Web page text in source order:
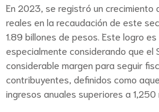
En 2023, se registró un crecimiento
reales en la recaudación de este
1.89 billones de pesos. Este logro es
especialmente considerando que el
considerable margen para seguir
contribuyentes, definidos como
ingresos anuales superiores a 1,250